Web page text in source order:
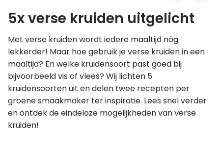
Leer koken als een chef
Kooktips & blogs
5x verse kruiden uitgelicht
Met verse kruiden wordt iedere maaltijd nóg
lekkerder! Maar hoe gebruik je verse kruiden in een
maaltijd? En welke kruidensoort past goed bij
bijvoorbeeld vis of vlees? Wij lichten 5
kruidensoorten uit en delen twee recepten per
groene smaakmaker ter inspiratie. Lees snel verder
en ontdek de eindeloze mogelijkheden van verse
kruiden!